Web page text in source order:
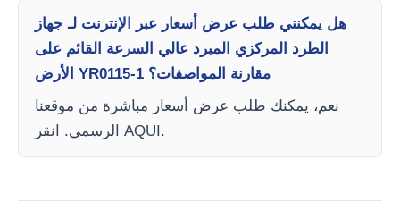
هل يمكنني طلب عرض أسعار عبر الإنترنت لـ جهاز
الطرد المركزي المبرد عالي السرعة القائم على
الأرض YR0115-1 مقارنة المواصفات؟
نعم، يمكنك طلب عرض أسعار مباشرة من موقعنا
الرسمي. انقر AQUI.